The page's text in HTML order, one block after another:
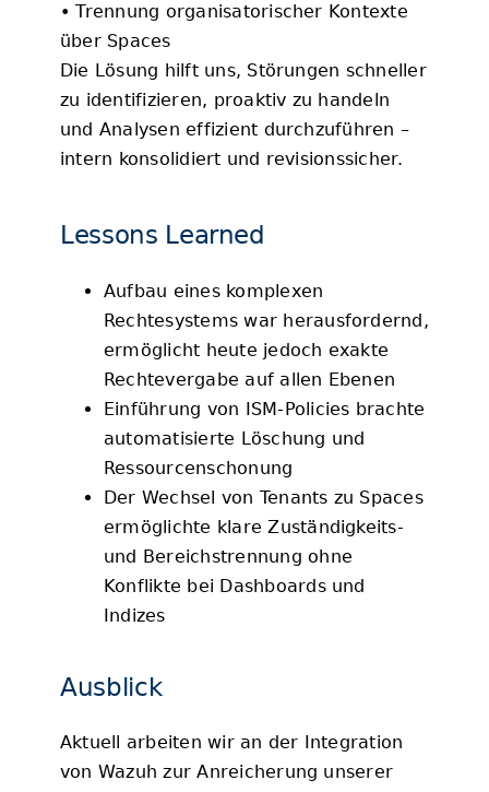
• Trennung organisatorischer Kontexte
über Spaces
Die Lösung hilft uns, Störungen schneller
zu identifizieren, proaktiv zu handeln
und Analysen effizient durchzuführen –
intern konsolidiert und revisionssicher.
Lessons Learned
Aufbau eines komplexen
Rechtesystems war herausfordernd,
ermöglicht heute jedoch exakte
Rechtevergabe auf allen Ebenen
Einführung von ISM-Policies brachte
automatisierte Löschung und
Ressourcenschonung
Der Wechsel von Tenants zu Spaces
ermöglichte klare Zuständigkeits-
und Bereichstrennung ohne
Konflikte bei Dashboards und
Indizes
Ausblick
Aktuell arbeiten wir an der Integration
von Wazuh zur Anreicherung unserer